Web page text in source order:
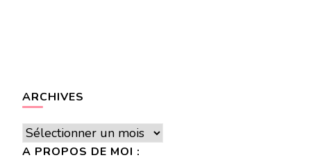
ARCHIVES
Archives
A PROPOS DE MOI :